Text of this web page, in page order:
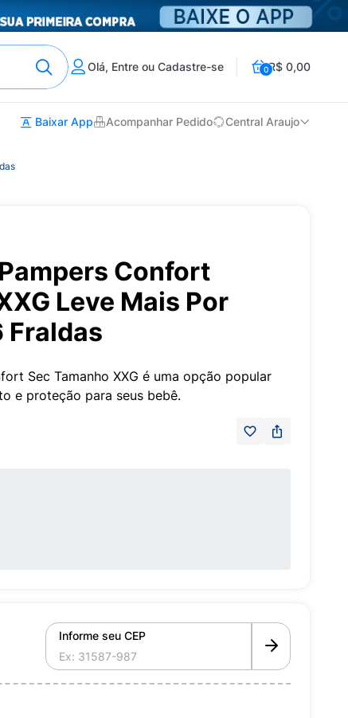
Olá, Entre ou Cadastre-se 0R$ 0,00
Baixar App Acompanhar Pedido Central Araujo
Confort
Leve Mais Por
Fraldas
Sec Tamanho XXG é uma opção popular
e proteção para seus bebê.
Informe seu CEP